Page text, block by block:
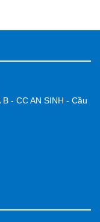
- CC AN SINH - Cầu